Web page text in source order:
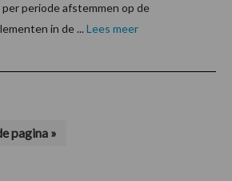
periode afstemmen op de
in de ... Lees meer
pagina »